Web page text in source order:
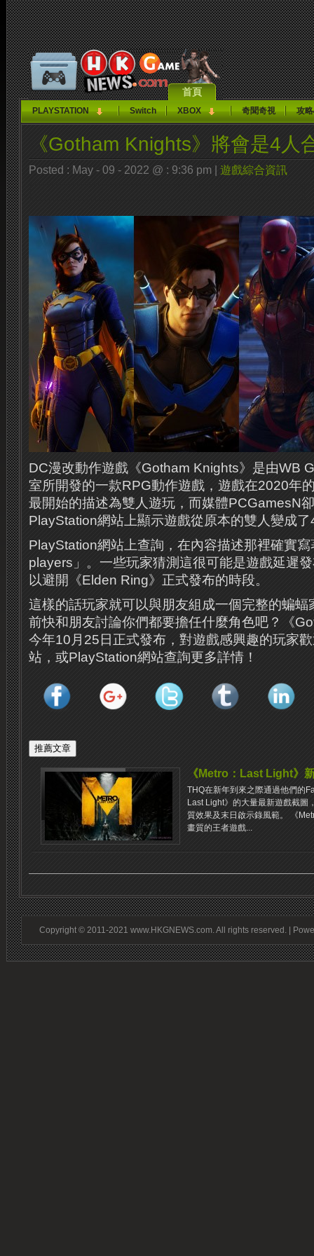
首頁
PLAYSTATION Switch XBOX 奇聞奇視 攻
《Gotham Knights》將會是4人
Posted : May - 09 - 2022 @ : 9:36 pm | 遊戲綜合資訊
DC漫改動作遊戲《Gotham Knights》是由WB
室所開發的一款RPG動作遊戲，遊戲在2020年
最開始的描述為雙人遊玩，而媒體PCGamesN
PlayStation網站上顯示遊戲從原本的雙人變成了
PlayStation網站上查詢，在內容描述那裡確實
players」。一些玩家猜測這很可能是遊戲延遲
以避開《Elden Ring》正式發布的時段。
這樣的話玩家就可以與朋友組成一個完整的蝙蝠
前快和朋友討論你們都要擔任什麼角色吧？《
今年10月25日正式發布，對遊戲感興趣的玩家
站，或PlayStation網站查詢更多詳情！
《Metro：Last Light》
THQ在新年到來之際通過他們的
Last Light》的大量最新遊戲截圖
質效果及末日啟示錄風範。 《
畫質的王者遊戲...
Copyright © 2011-2021 www.HKGNEWS.com. All rights reserved. |